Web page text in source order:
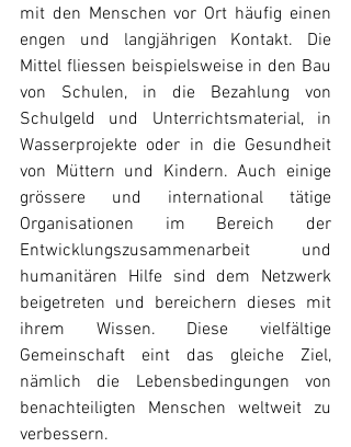
mit den Menschen vor Ort häufig einen
engen und langjährigen Kontakt. Die
Mittel fliessen beispielsweise in den Bau
von Schulen, in die Bezahlung von
Schulgeld und Unterrichtsmaterial, in
Wasserprojekte oder in die Gesundheit
von Müttern und Kindern. Auch einige
grössere und international tätige
Organisationen im Bereich der
Entwicklungszusammenarbeit und
humanitären Hilfe sind dem Netzwerk
beigetreten und bereichern dieses mit
ihrem Wissen. Diese vielfältige
Gemeinschaft eint das gleiche Ziel,
nämlich die Lebensbedingungen von
benachteiligten Menschen weltweit zu
verbessern.